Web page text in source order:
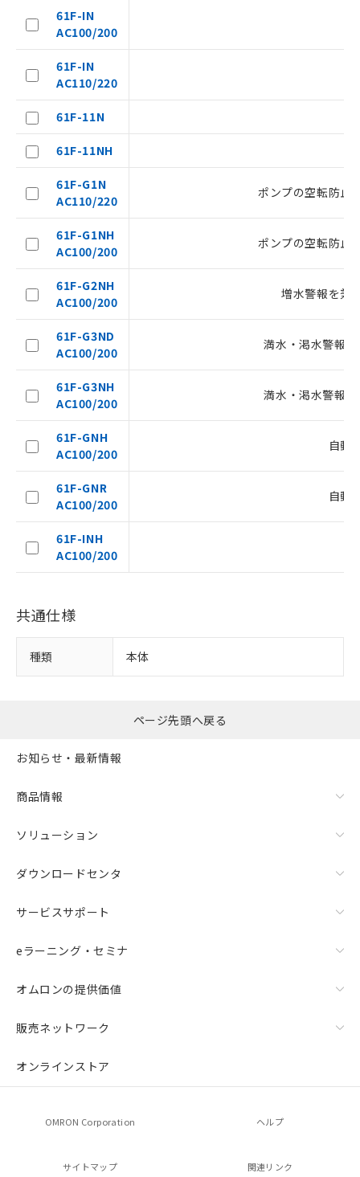
61F-IN
AC100/200
61F-IN
AC110/220
61F-11N
61F-11NH
61F-G1N
AC110/220
ポンプの空転防止
61F-G1NH
AC100/200
ポンプの空転防止
61F-G2NH
AC100/200
増水警報を兼
61F-G3ND
AC100/200
満水・渇水警報
61F-G3NH
AC100/200
満水・渇水警報
61F-GNH
AC100/200
自動
61F-GNR
AC100/200
自動
61F-INH
AC100/200
共通仕様
種類 本体
ページ先頭へ戻る
お知らせ・最新情報
商品情報
ソリューション
ダウンロードセンタ
サービスサポート
eラーニング・セミナ
オムロンの提供価値
販売ネットワーク
オンラインストア
OMRON Corporation ヘルプ
サイトマップ 関連リンク
号
○ 一定数以上の在庫あり
△ 一定数には満たないが在庫あり
－
いては、お客様のお取引先、ま
機器販売店・当社販売員にご確
認ください)
空
白
受注生産機種、また在庫状況の
情報を公開していない機種
本サービスは、当社制御機器事業取扱
商品の当社在庫状況および標準価格
(税抜)を提供させていただくもので
す。
当社制御機器事業取扱商品の中には、
本サービスの対象外となる商品もある
ことをご了承ください。
記載している更新日時点での社内デー
覧された時点での実際の在庫および標
準価格とは異なる場合があることをご
了承ください。
正式な納期状況および標準価格はお客
様のお取引先、またはお客様担当のオ
ムロン制御機器販売店・当社販売員に
ご相談ください。
オムロン制御機器販売店や当社販売拠
点は「
ください。
在庫状況および標準価格結果を当社の
事前の承諾なく第三者に漏洩または開
示しないようお願いします。
マイパーツ機能（部品リスト作成サー
ビス）をご利用いただくには、I-Web
メンバーズにご登録されている必要が
あります。
お客様が当ウェブサイト上で当社にご
登録された部品リストについて、当社
および当社の共同利用者が、当社の製
品・サービスに関するお客様との取
引・商談に必要な範囲で利用すること
をご了承ください。
※当社の共同利用者とは、